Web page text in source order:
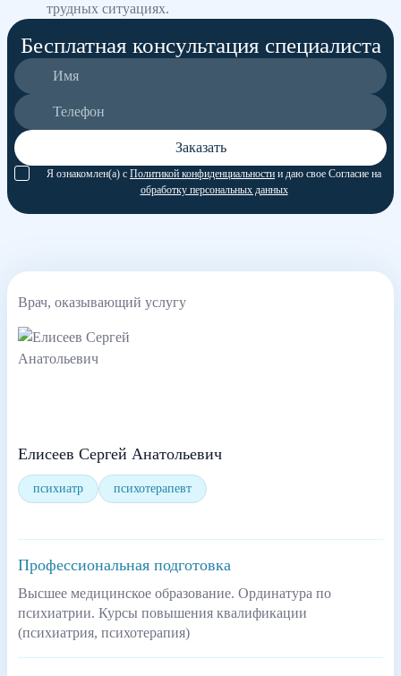
трудных ситуациях.
Бесплатная консультация специалиста
Заказать
Я ознакомлен(а) с Политикой конфиденциальности и даю свое Согласие на
обработку персональных данных
Врач, оказывающий услугу
Елисеев Сергей Анатольевич
психиатр психотерапевт
Профессиональная подготовка
Высшее медицинское образование. Ординатура по
психиатрии. Курсы повышения квалификации
(психиатрия, психотерапия)